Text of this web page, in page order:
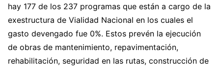
hay 177 de los 237 programas que están a cargo de la
exestructura de Vialidad Nacional en los cuales el
gasto devengado fue 0%. Estos prevén la ejecución
de obras de mantenimiento, repavimentación,
rehabilitación, seguridad en las rutas, construcción de